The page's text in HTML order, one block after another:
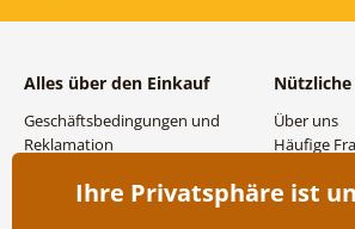
Alles über den Einkauf
Geschäftsbedingungen und
Reklamation
Versand- und
Über uns
Häufige
Ihre Privatsphäre ist